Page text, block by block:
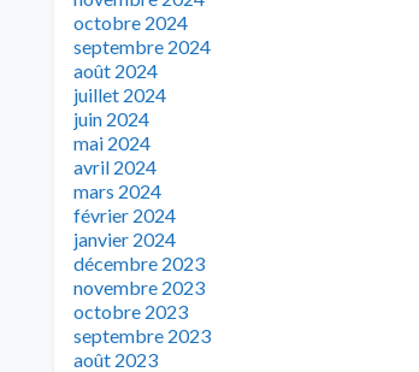
octobre 2024
septembre 2024
août 2024
juillet 2024
juin 2024
mai 2024
avril 2024
mars 2024
février 2024
janvier 2024
décembre 2023
novembre 2023
octobre 2023
septembre 2023
août 2023